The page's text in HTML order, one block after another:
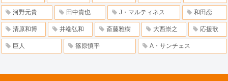
河野元貴 田中貴也 J・マルティネス 和田恋
清原和博 井端弘和 斎藤雅樹 大西崇之 応援歌
巨人 篠原慎平 A・サンチェス